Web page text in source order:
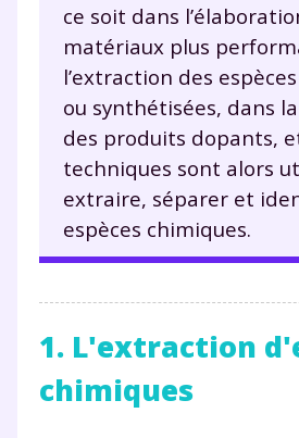
ce soit dans
matériaux plus
l’extraction des
ou synthétisées, dans
des produits dopants,
techniques sont alors
extraire, séparer et
espèces chimiques.
1. L'extraction
chimiques